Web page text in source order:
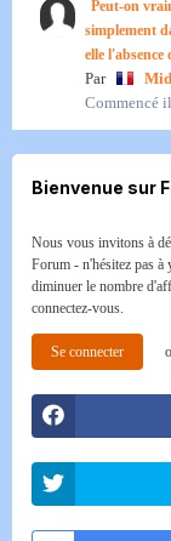
Peut-on
simplement
elle l'absence
Par
Commencé
Bienvenue sur
Nous vous invitons à
Forum - n'hésitez pas à
diminuer le nombre
connectez-vous.
Se connecter